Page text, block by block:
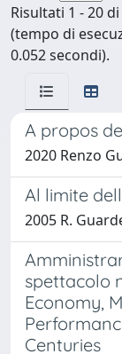
Risultati 1 - 20
(tempo di
0.052 secondi).
A propos
2020 Renzo
Al limite
2005 R.
spettacolo
Economy,
Centuries